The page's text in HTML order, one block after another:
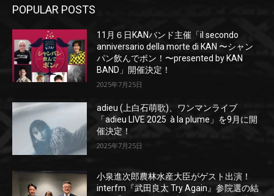
POPULAR POSTS
11月６日KANバンド主催「il secondo
anniversario della morte di KAN 〜シャン
パン飲んでポン！〜presented by KAN
BAND」開催決定！
2025年7月25日
adieu (上白石萌歌)、ワンマンライブ
「adieu LIVE 2025 à la plume」を9月に開
催決定！
2025年7月25日
小泉進次郎農林水産大臣がゲスト出演！
interfm『武田良太 Try Again』参院選の結